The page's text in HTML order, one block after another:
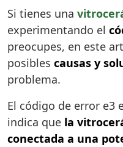
Si tienes una
experimentando el
preocupes, en este
posibles causas y
problema.
El código de error e3
indica que la
conectada a una